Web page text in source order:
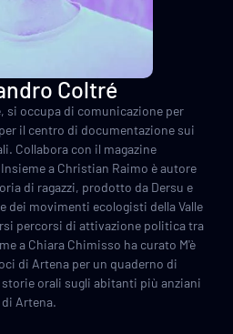
Coltré
si occupa di comunicazione per
il centro di documentazione sui
Collabora con il magazine
a Christian Raimo è autore
di ragazzi, prodotto da Dersu e
dei movimenti ecologisti della Valle
percorsi di attivazione politica tra
a Chiara Chimisso ha curato M'è
di Artena per un quaderno di
orali sugli abitanti più anziani
di Artena.